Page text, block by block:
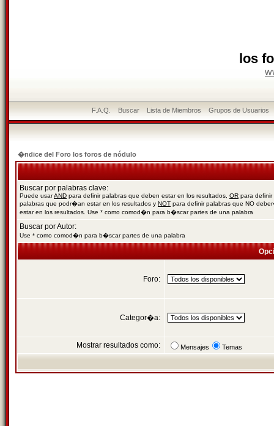
los
F.A.Q. Buscar Lista de Miembros Grupos de Usuarios
�ndice del Foro los foros de nódulo
Buscar por palabras clave:
Puede usarAND para definir palabras que deben estar en los resultados, OR para definir
palabras que podr�an estar en los resultados y NOT para definir palabras que NO
estar en los resultados. Use * como comod�n para b�scar partes de una palabra
Buscar por Autor:
Use * como comod�n para b�scar partes de una palabra
Foro:
Categor�a:
Mostrar resultados como: Mensajes Temas